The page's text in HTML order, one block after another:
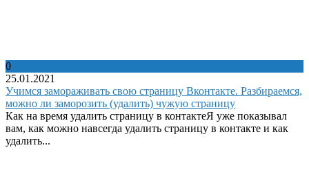
0
25.01.2021
Учимся замораживать свою страницу Вконтакте. Разбираемся,
можно ли заморозить (удалить) чужую страницу
Как на время удалить страницу в контактеЯ уже показывал
вам, как можно навсегда удалить страницу в контакте и как
удалить...